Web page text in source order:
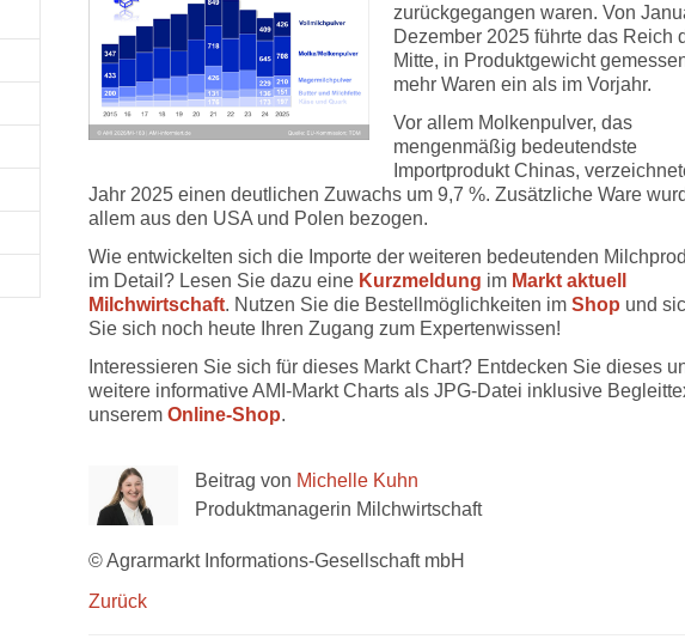
zurückgegangen waren. Von
Dezember 2025 führte das Reich
Mitte, in Produktgewicht
mehr Waren ein als im Vorjahr.
Vor allem Molkenpulver, das
mengenmäßig bedeutendste
Importprodukt Chinas,
Jahr 2025 einen deutlichen Zuwachs um 9,7 %. Zusätzliche Ware
allem aus den USA und Polen bezogen.
Wie entwickelten sich die Importe der weiteren bedeutenden
im Detail? Lesen Sie dazu eine Kurzmeldung im Markt aktuell
Milchwirtschaft. Nutzen Sie die Bestellmöglichkeiten im Shop und
Sie sich noch heute Ihren Zugang zum Expertenwissen!
Interessieren Sie sich für dieses Markt Chart? Entdecken Sie dieses
weitere informative AMI-Markt Charts als JPG-Datei inklusive
unserem Online-Shop.
Beitrag von Michelle Kuhn
Produktmanagerin Milchwirtschaft
© Agrarmarkt Informations-Gesellschaft mbH
Zurück